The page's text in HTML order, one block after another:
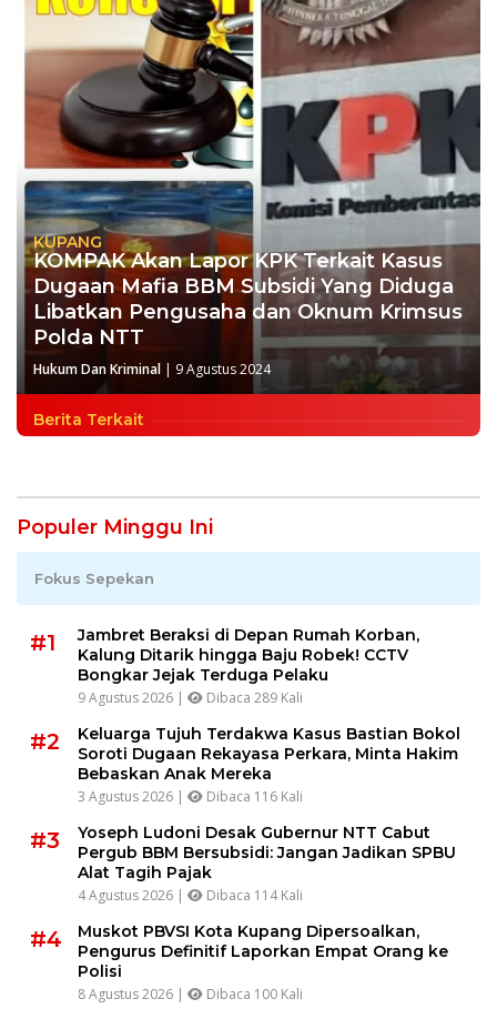
KUPANG
KOMPAK Akan Lapor KPK Terkait Kasus
Dugaan Mafia BBM Subsidi Yang Diduga
Libatkan Pengusaha dan Oknum Krimsus
Polda NTT
Hukum Dan Kriminal | 9 Agustus 2024
Berita Terkait
Populer Minggu Ini
Fokus Sepekan
#1
Jambret Beraksi di Depan Rumah Korban,
Kalung Ditarik hingga Baju Robek! CCTV
Bongkar Jejak Terduga Pelaku
9 Agustus 2026 | Dibaca 289 Kali
#2
Keluarga Tujuh Terdakwa Kasus Bastian Bokol
Soroti Dugaan Rekayasa Perkara, Minta Hakim
Bebaskan Anak Mereka
3 Agustus 2026 | Dibaca 116 Kali
#3
Yoseph Ludoni Desak Gubernur NTT Cabut
Pergub BBM Bersubsidi: Jangan Jadikan SPBU
Alat Tagih Pajak
4 Agustus 2026 | Dibaca 114 Kali
#4
Muskot PBVSI Kota Kupang Dipersoalkan,
Pengurus Definitif Laporkan Empat Orang ke
Polisi
8 Agustus 2026 | Dibaca 100 Kali